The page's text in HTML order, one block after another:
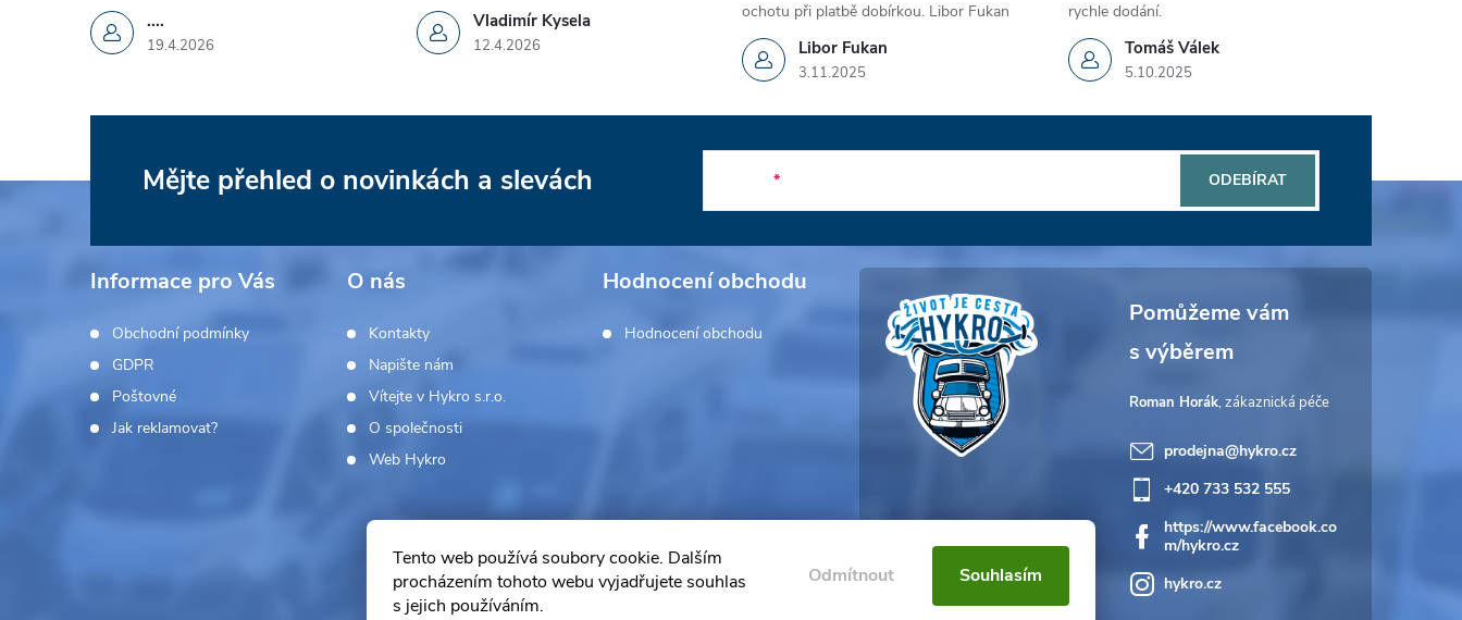
Tento web používá soubory cookie. Dalším
procházením tohoto webu vyjadřujete souhlas
s jejich používáním.
Odmítnout Souhlasím
....
19.4.2026
Vladimír Kysela
12.4.2026 Libor Fukan
3.11.2025
ochotu při platbě dobírkou. Libor Fukan
Tomáš Válek
5.10.2025
rychle dodání.
Z
t
Mějte přehled o novinkách a slevách ODEBÍRAT
Informace pro Vás
Obchodní podmínky
GDPR
Poštovné
Jak reklamovat?
O nás
Kontakty
Napište nám
Vítejte v Hykro s.r.o.
O společnosti
Web Hykro
Hodnocení obchodu
Hodnocení obchodu
Roman Horák
prodejna@hykro.cz
+420 733 532 555
https://www.facebook.co
m/hykro.cz
hykro.cz